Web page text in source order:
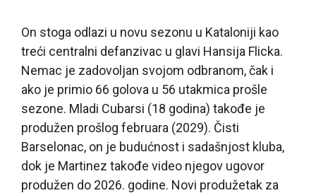
On stoga odlazi u novu sezonu u Kataloniji kao
treći centralni defanzivac u glavi Hansija Flicka.
Nemac je zadovoljan svojom odbranom, čak i
ako je primio 66 golova u 56 utakmica prošle
sezone. Mladi Cubarsi (18 godina) takođe je
produžen prošlog februara (2029). Čisti
Barselonac, on je budućnost i sadašnjost kluba,
dok je Martinez takođe video njegov ugovor
produžen do 2026. godine. Novi produžetak za